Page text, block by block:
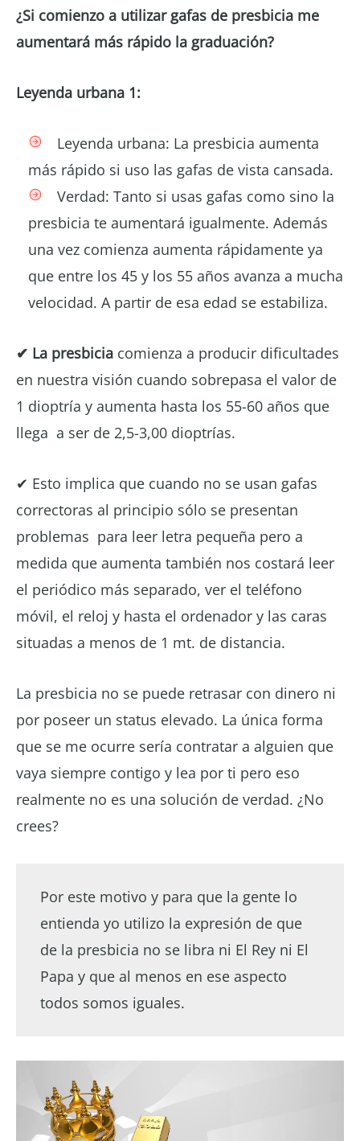
¿Si comienzo a utilizar gafas de presbicia me
aumentará más rápido la graduación?
Leyenda urbana 1:
Leyenda urbana: La presbicia aumenta
más rápido si uso las gafas de vista cansada.
Verdad: Tanto si usas gafas como sino la
presbicia te aumentará igualmente. Además
una vez comienza aumenta rápidamente ya
que entre los 45 y los 55 años avanza a mucha
velocidad. A partir de esa edad se estabiliza.
✔ La presbicia comienza a producir dificultades
en nuestra visión cuando sobrepasa el valor de
1 dioptría y aumenta hasta los 55-60 años que
llega a ser de 2,5-3,00 dioptrías.
✔ Esto implica que cuando no se usan gafas
correctoras al principio sólo se presentan
problemas para leer letra pequeña pero a
medida que aumenta también nos costará leer
el periódico más separado, ver el teléfono
móvil, el reloj y hasta el ordenador y las caras
situadas a menos de 1 mt. de distancia.
La presbicia no se puede retrasar con dinero ni
por poseer un status elevado. La única forma
que se me ocurre sería contratar a alguien que
vaya siempre contigo y lea por ti pero eso
realmente no es una solución de verdad. ¿No
crees?
Por este motivo y para que la gente lo
entienda yo utilizo la expresión de que
de la presbicia no se libra ni El Rey ni El
Papa y que al menos en ese aspecto
todos somos iguales.